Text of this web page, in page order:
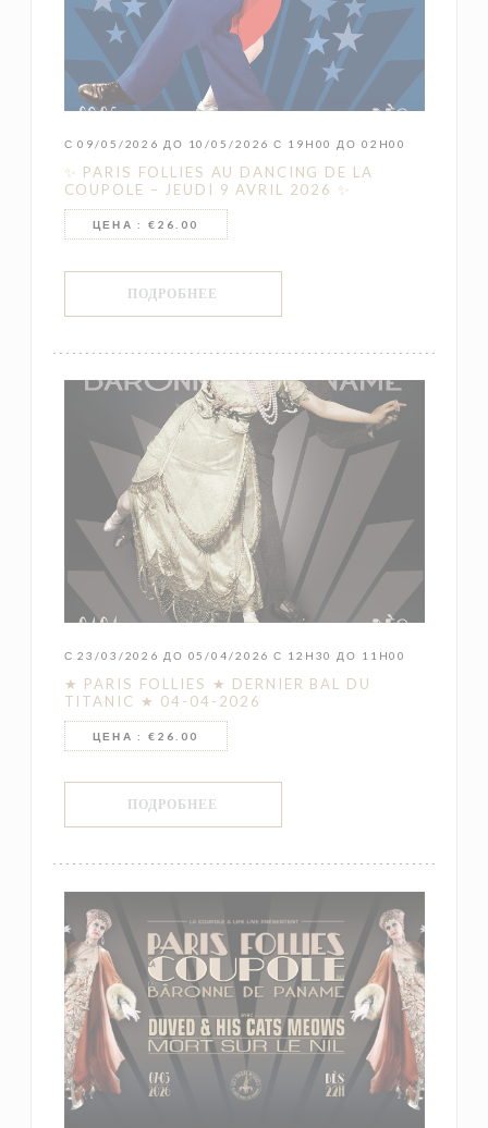
С 09/05/2026 ДО 10/05/2026 С 19H00 ДО 02H00
✨ PARIS FOLLIES AU DANCING DE LA
COUPOLE – JEUDI 9 AVRIL 2026 ✨
ЦЕНА : €26.00
ПОДРОБНЕЕ
С 23/03/2026 ДО 05/04/2026 С 12H30 ДО 11H00
★ PARIS FOLLIES ★ DERNIER BAL DU
TITANIC ★ 04-04-2026
ЦЕНА : €26.00
ПОДРОБНЕЕ